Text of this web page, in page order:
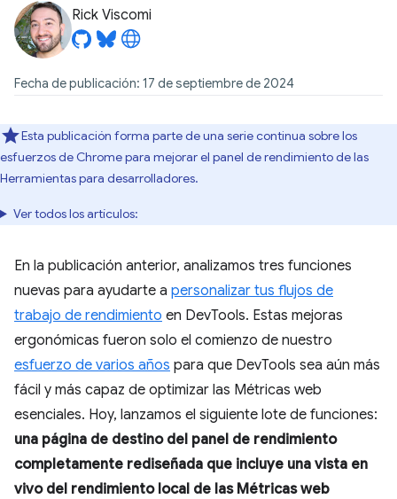
Rick Viscomi
Fecha de publicación: 17 de septiembre de 2024
Esta publicación forma parte de una serie continua sobre los
esfuerzos de Chrome para mejorar el panel de rendimiento de las
Herramientas para desarrolladores.
Ver todos los artículos:
En la publicación anterior, analizamos tres funciones
nuevas para ayudarte a personalizar tus flujos de
trabajo de rendimiento en DevTools. Estas mejoras
ergonómicas fueron solo el comienzo de nuestro
esfuerzo de varios años para que DevTools sea aún más
fácil y más capaz de optimizar las Métricas web
esenciales. Hoy, lanzamos el siguiente lote de funciones:
una página de destino del panel de rendimiento
completamente rediseñada que incluye una vista en
vivo del rendimiento local de las Métricas web